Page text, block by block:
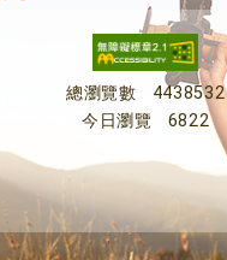
總瀏覽數
4438532
今日瀏覽
6822